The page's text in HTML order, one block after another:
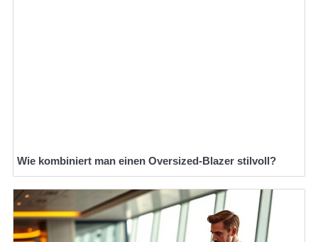
Wie kombiniert man einen Oversized-Blazer stilvoll?